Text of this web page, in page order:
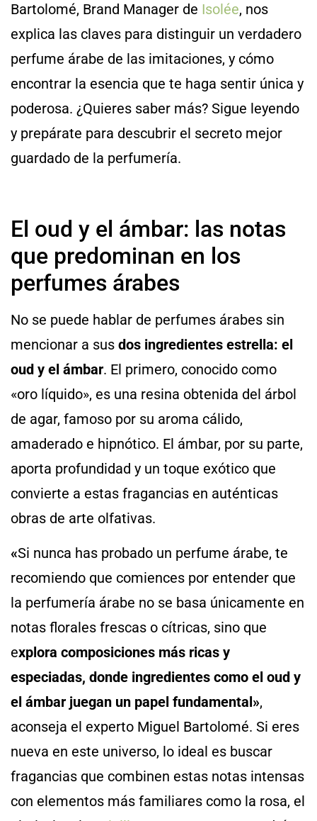
Bartolomé, Brand Manager de Isolée, nos
explica las claves para distinguir un verdadero
perfume árabe de las imitaciones, y cómo
encontrar la esencia que te haga sentir única y
poderosa. ¿Quieres saber más? Sigue leyendo
y prepárate para descubrir el secreto mejor
guardado de la perfumería.
El oud y el ámbar: las notas
que predominan en los
perfumes árabes
No se puede hablar de perfumes árabes sin
mencionar a sus dos ingredientes estrella: el
oud y el ámbar. El primero, conocido como
«oro líquido», es una resina obtenida del árbol
de agar, famoso por su aroma cálido,
amaderado e hipnótico. El ámbar, por su parte,
aporta profundidad y un toque exótico que
convierte a estas fragancias en auténticas
obras de arte olfativas.
«Si nunca has probado un perfume árabe, te
recomiendo que comiences por entender que
la perfumería árabe no se basa únicamente en
notas florales frescas o cítricas, sino que
explora composiciones más ricas y
especiadas, donde ingredientes como el oud y
el ámbar juegan un papel fundamental»,
aconseja el experto Miguel Bartolomé. Si eres
nueva en este universo, lo ideal es buscar
fragancias que combinen estas notas intensas
con elementos más familiares como la rosa, el